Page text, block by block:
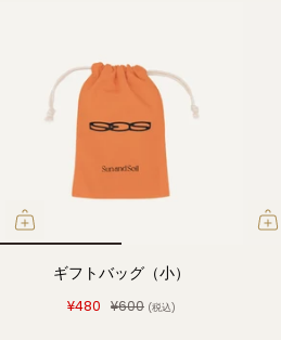
ギフトバッグ（小）
¥480 ¥600 (税込)